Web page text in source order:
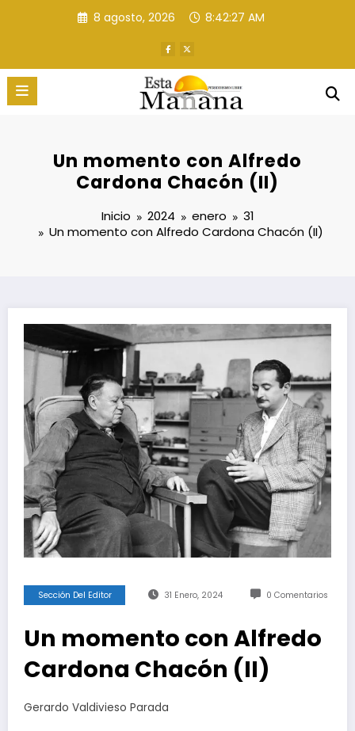
8 agosto, 2026 8:42:28 AM
Un momento con Alfredo
Cardona Chacón (II)
Inicio 2024 enero
31
Un momento con Alfredo Cardona Chacón (II)
Sección Del Editor 31 Enero, 2024 0 Comentarios
Un momento con Alfredo
Cardona Chacón (II)
Gerardo Valdivieso Parada